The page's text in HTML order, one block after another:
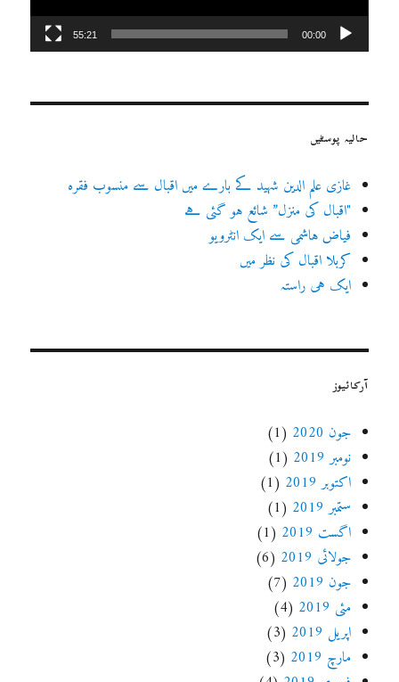
00:00
55:21
حالیہ پوسٹیں
غازی علم الدین شہید کے بارے میں اقبال سے منسوب فقرہ
"اقبال کی منزل” شائع ہو گئی ہے
فیاض ہاشمی سے ایک انٹرویو
کربلا اقبال کی نظر میں
ایک ہی راستہ
آرکائیوز
جون 2020
(1)
نومبر 2019
(1)
اکتوبر 2019
(1)
ستمبر 2019
(1)
اگست 2019
(1)
جولائی 2019
(6)
جون 2019
(7)
مئی 2019
(4)
اپریل 2019
(3)
مارچ 2019
(3)